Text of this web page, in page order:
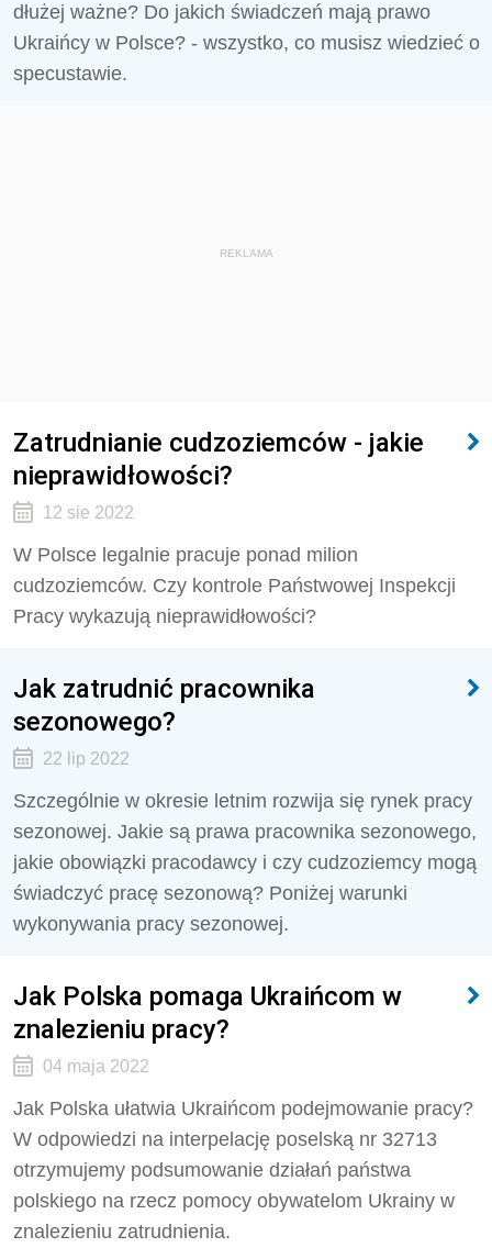
dłużej ważne? Do jakich świadczeń mają prawo
Ukraińcy w Polsce? - wszystko, co musisz wiedzieć o
specustawie.
REKLAMA
Zatrudnianie cudzoziemców - jakie
nieprawidłowości?
12 sie 2022
W Polsce legalnie pracuje ponad milion
cudzoziemców. Czy kontrole Państwowej Inspekcji
Pracy wykazują nieprawidłowości?
Jak zatrudnić pracownika
sezonowego?
22 lip 2022
Szczególnie w okresie letnim rozwija się rynek pracy
sezonowej. Jakie są prawa pracownika sezonowego,
jakie obowiązki pracodawcy i czy cudzoziemcy mogą
świadczyć pracę sezonową? Poniżej warunki
wykonywania pracy sezonowej.
Jak Polska pomaga Ukraińcom w
znalezieniu pracy?
04 maja 2022
Jak Polska ułatwia Ukraińcom podejmowanie pracy?
W odpowiedzi na interpelację poselską nr 32713
otrzymujemy podsumowanie działań państwa
polskiego na rzecz pomocy obywatelom Ukrainy w
znalezieniu zatrudnienia.